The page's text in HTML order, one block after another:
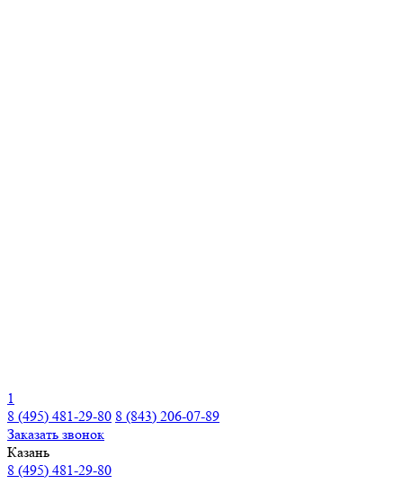
1
8 (495) 481-29-80 8 (843) 206-07-89
Заказать звонок
Казань
8 (495) 481-29-80